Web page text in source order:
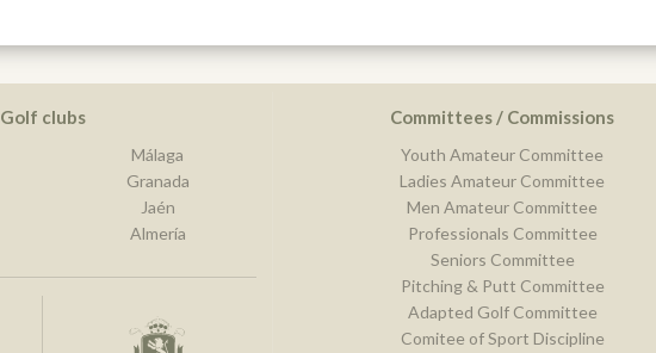
Golf clubs
Málaga
Granada
Jaén
Almería
Committees / Commissions
Youth Amateur Committee
Ladies Amateur Committee
Men Amateur Committee
Professionals Committee
Seniors Committee
Pitching & Putt Committee
Adapted Golf Committee
Comitee of Sport Discipline